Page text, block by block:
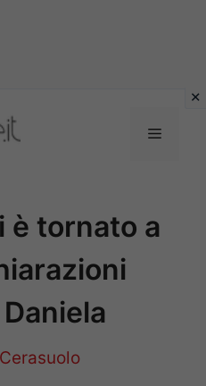
Menu
è tornato a